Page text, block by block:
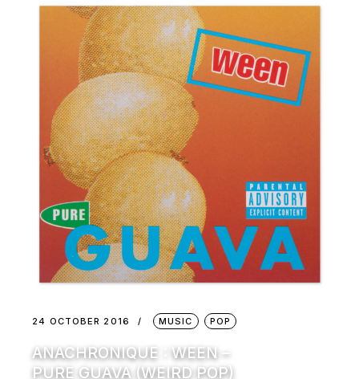
24 OCTOBER 2016 MUSIC POP
ANACHRONIQUE : WEEN –
PURE GUAVA (WEIRD POP)